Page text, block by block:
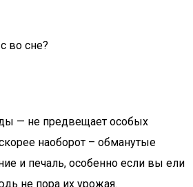
во сне?
— не предвещает особых
наоборот – обманутые
и печаль, особенно если вы ели
не пора их урожая.